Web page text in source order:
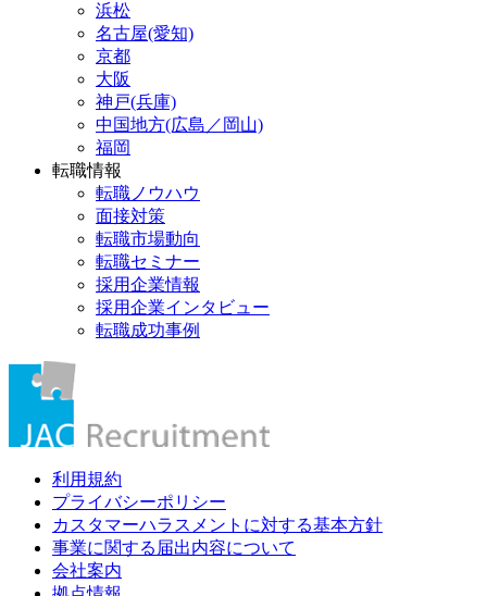
浜松
名古屋(愛知)
京都
大阪
神戸(兵庫)
中国地方(広島／岡山)
福岡
転職情報
転職ノウハウ
面接対策
転職市場動向
転職セミナー
採用企業情報
採用企業インタビュー
転職成功事例
利用規約
プライバシーポリシー
カスタマーハラスメントに対する基本方針
事業に関する届出内容について
会社案内